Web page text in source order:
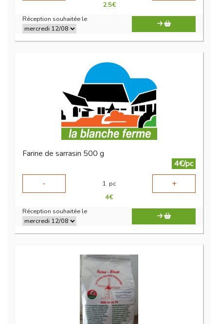
2.5€
Réception souhaitée le
Farine de sarrasin 500 g
4€/pc
-
1 pc +
4€
Réception souhaitée le